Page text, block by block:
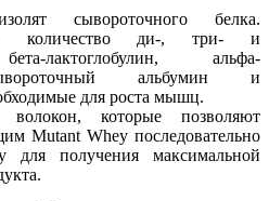
сывороточного белка.
количество ди-, три- и
лактоглобулин, альфа-
альбумин и
для роста мышц.
которые позволяют
Mutant Whey последовательно
для получения максимальной